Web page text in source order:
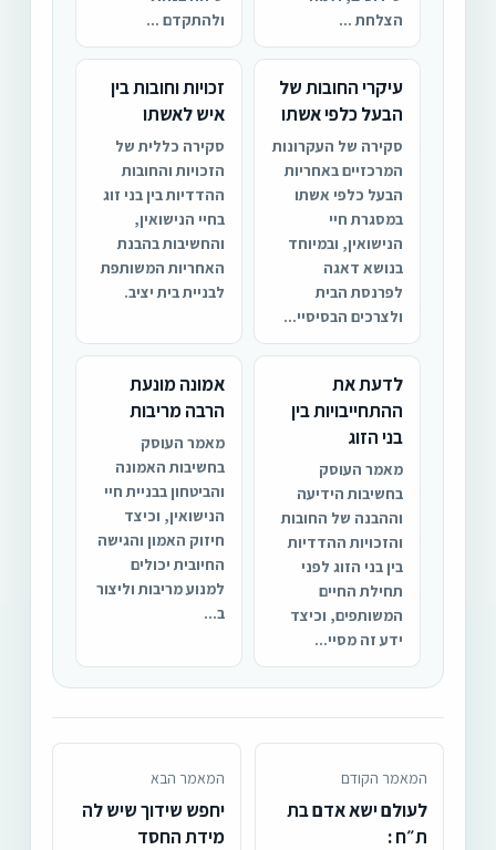
הצלחת ...
ולהתקדם ...
עיקרי החובות של
הבעל כלפי אשתו
סקירה של העקרונות
המרכזיים באחריות
הבעל כלפי אשתו
במסגרת חיי
הנישואין, ובמיוחד
בנושא דאגה
לפרנסת הבית
ולצרכים הבסיסיי...
זכויות וחובות בין
איש לאשתו
סקירה כללית של
הזכויות והחובות
ההדדיות בין בני זוג
בחיי הנישואין,
והחשיבות בהבנת
האחריות המשותפת
לבניית בית יציב.
לדעת את
ההתחייבויות בין
בני הזוג
מאמר העוסק
בחשיבות הידיעה
וההבנה של החובות
והזכויות ההדדיות
בין בני הזוג לפני
תחילת החיים
המשותפים, וכיצד
ידע זה מסיי...
אמונה מונעת
הרבה מריבות
מאמר העוסק
בחשיבות האמונה
והביטחון בבניית חיי
הנישואין, וכיצד
חיזוק האמון והגישה
החיובית יכולים
למנוע מריבות וליצור
ב...
המאמר הקודם
לעולם ישא אדם בת
ת״ח :
המאמר הבא
יחפש שידוך שיש לה
מידת החסד